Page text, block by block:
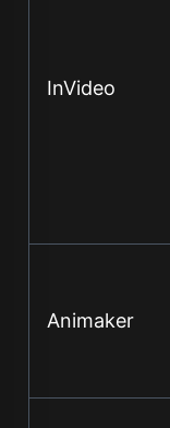
InVideo
Animaker